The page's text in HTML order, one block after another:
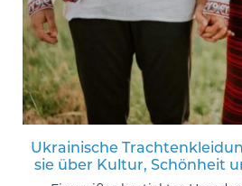
Ukrainische
sie über Kultur, Schönheit